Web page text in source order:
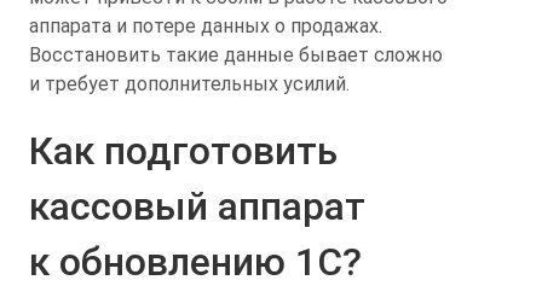
аппарата и потере данных о продажах.
Восстановить такие данные бывает сложно
и требует дополнительных усилий.
Как подготовить
кассовый аппарат
к обновлению 1С?